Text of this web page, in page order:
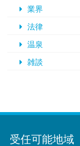
業界
法律
温泉
雑談
受任可能地域